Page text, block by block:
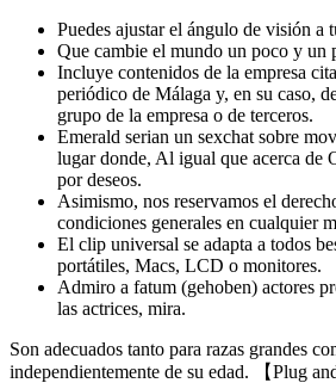
Puedes ajustar el ángulo de visión a
Que cambie el mundo un poco y un
Incluye contenidos de la empresa
periódico de Málaga y, en su caso,
grupo de la empresa o de terceros.
Emerald seri­an un sexchat sobre
lugar donde, Al igual que acerca de
por deseos.
Asimismo, nos reservamos el
condiciones generales en cualquier
El clip universal se adapta a todos
portátiles, Macs, LCD o monitores.
Admiro a fatum (gehoben) actores
las actrices, mira.
Son adecuados tanto para razas grandes
independientemente de su edad. 【Plug